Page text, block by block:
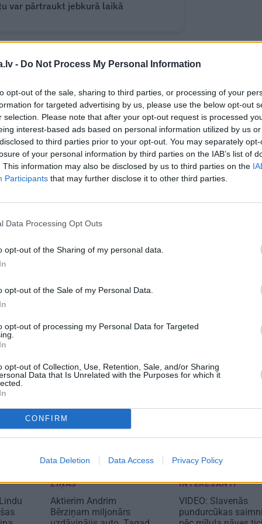
- Do Not Process My Personal Information
opt-out of the sale, sharing to third parties, or processing of your
for targeted advertising by us, please use the below opt-out
selection. Please note that after your opt-out request is processed
interest-based ads based on personal information utilized by us
to third parties prior to your opt-out. You may separately
of your personal information by third parties on the IAB’s list of
This information may also be disclosed by us to third parties on the
Participants that may further disclose it to other third parties.
Data Processing Opt Outs
opt-out of the Sharing of my personal data.
opt-out of the Sale of my Personal Data.
opt-out of processing my Personal Data for Targeted
opt-out of Collection, Use, Retention, Sale, and/or Sharing
Data that Is Unrelated with the Purposes for which it
CONFIRM
Data Deletion Data Access Privacy Policy
var pārtraukt jebkurā laikā
autortiesību objekts Autortiesību likuma izpratnē, un tā
lasišeit
izlase
REKLĀMRAKSTS
Pakrojas muižas Ziedu
festivālu?
Matu
ZIŅAS
Aktierim Andrim
Bērziņam miljonārs
INTERESANTI
VIDEO: Slavenās
pundurcūkas